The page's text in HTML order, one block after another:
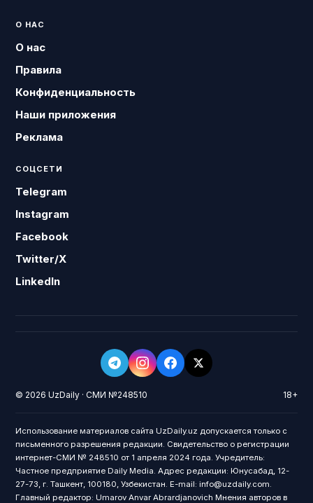
О НАС
О нас
Правила
Конфиденциальность
Наши приложения
Реклама
СОЦСЕТИ
Telegram
Instagram
Facebook
Twitter/X
LinkedIn
© 2026 UzDaily · СМИ №248510 18+
Использование материалов сайта UzDaily.uz допускается только с
письменного разрешения редакции. Свидетельство о регистрации
интернет-СМИ № 248510 от 1 апреля 2024 года. Учредитель:
Частное предприятие Daily Media. Адрес редакции: Юнусабад, 12-
27-73, г. Ташкент, 100180, Узбекистан. E-mail: info@uzdaily.com.
Главный редактор: Umarov Anvar Abrardjanovich Мнения авторов в